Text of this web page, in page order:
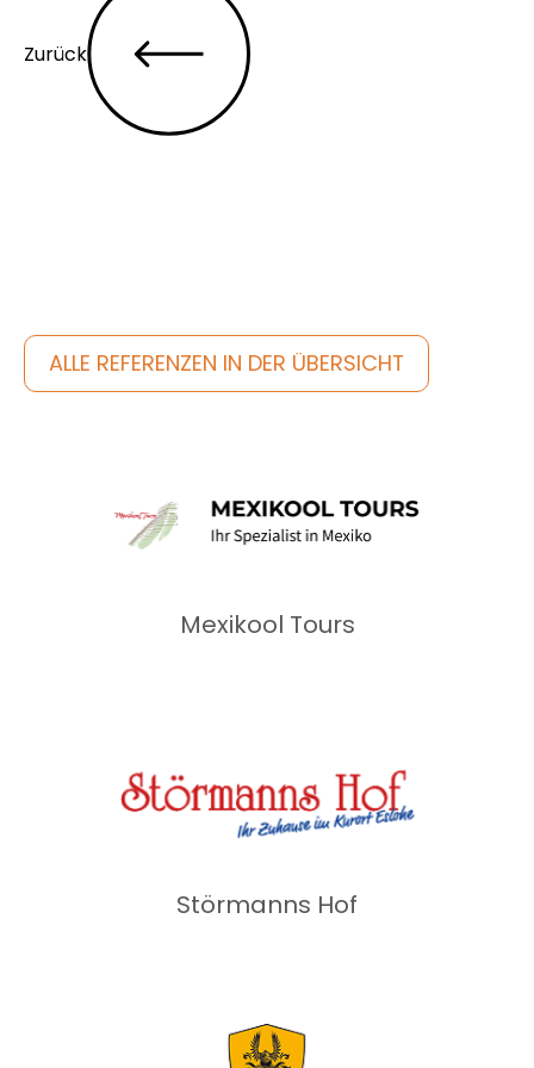
Zurück
ALLE REFERENZEN IN DER ÜBERSICHT
Mexikool Tours
Störmanns Hof